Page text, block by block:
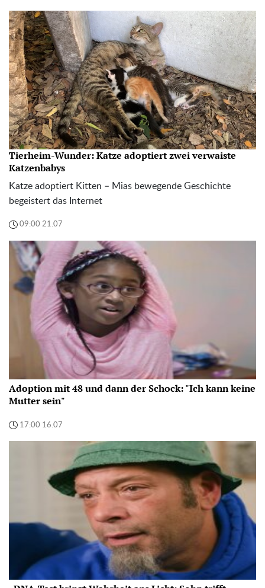
Tierheim-Wunder: Katze adoptiert zwei verwaiste
Katzenbabys
Katze adoptiert Kitten – Mias bewegende Geschichte
begeistert das Internet
09:00 21.07
Adoption mit 48 und dann der Schock: "Ich kann keine
Mutter sein"
17:00 16.07